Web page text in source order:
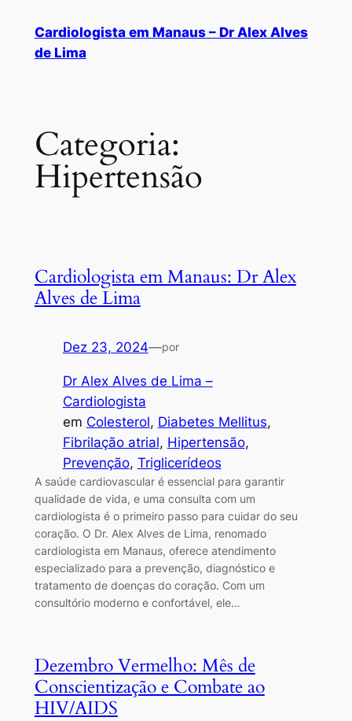
Cardiologista em Manaus – Dr Alex Alves
de Lima
Categoria:
Hipertensão
Cardiologista em Manaus: Dr Alex
Alves de Lima
Dez 23, 2024—por
Dr Alex Alves de Lima –
Cardiologista
em Colesterol, Diabetes Mellitus
Fibrilação atrial, Hipertensão
Prevenção, Triglicerídeos
A saúde cardiovascular é essencial para garantir
qualidade de vida, e uma consulta com um
cardiologista é o primeiro passo para cuidar do seu
coração. O Dr. Alex Alves de Lima, renomado
cardiologista em Manaus, oferece atendimento
especializado para a prevenção, diagnóstico e
tratamento de doenças do coração. Com um
consultório moderno e confortável, ele…
Dezembro Vermelho: Mês de
Conscientização e Combate ao
HIV/AIDS